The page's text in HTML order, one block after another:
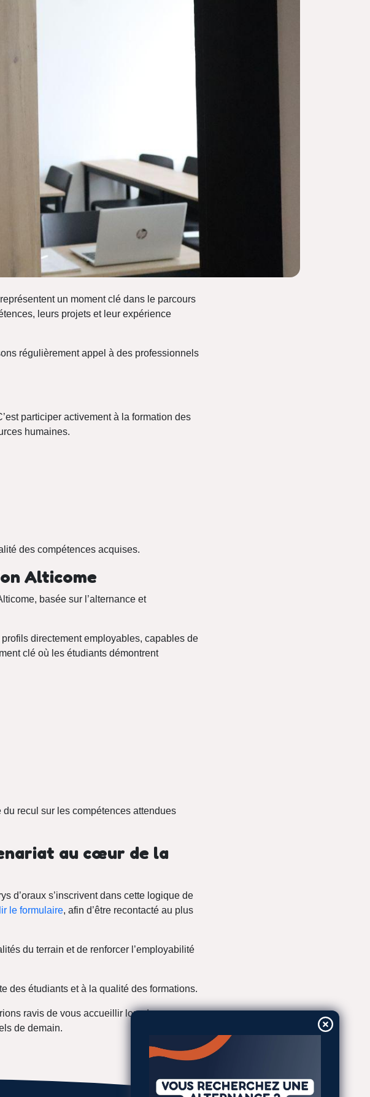
un moment clé dans le parcours
leurs projets et leur expérience
régulièrement appel à des professionnels
participer activement à la formation des
humaines.
des compétences acquises.
Alticome
basée sur l’alternance et
directement employables, capables de
clé où les étudiants démontrent
recul sur les compétences attendues
au cœur de la
d’oraux s’inscrivent dans cette logique de
le formulaire, afin d’être recontacté au plus
du terrain et de renforcer l’employabilité
des étudiants et à la qualité des formations.
ravis de vous accueillir lors de nos
de demain.